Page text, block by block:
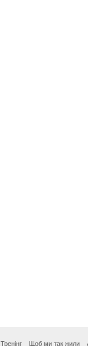
Тренінг Щоб ми так жили